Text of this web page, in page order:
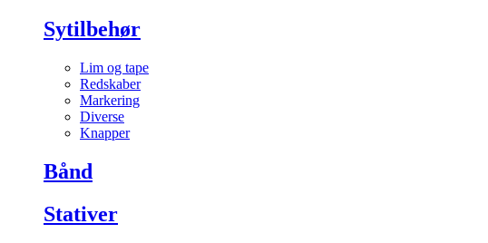
Sytilbehør
Lim og tape
Redskaber
Markering
Diverse
Knapper
Bånd
Stativer